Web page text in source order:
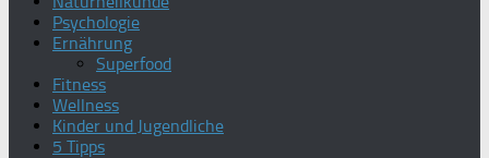
Psychologie
Ernährung
Superfood
Fitness
Wellness
Kinder und Jugendliche
5 Tipps